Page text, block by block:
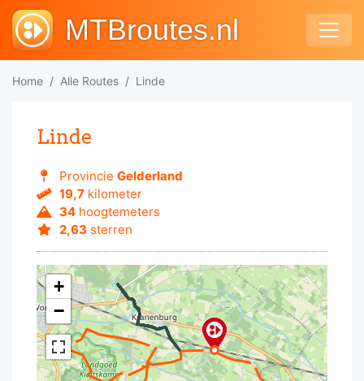
MTBroutes.nl
Home Alle Routes Linde
Linde
Provincie Gelderland
19,7kilometer
34hoogtemeters
2,63 sterren
+
−